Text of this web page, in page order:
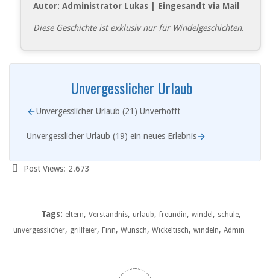
Autor: Administrator Lukas | Eingesandt via Mail
Diese Geschichte ist exklusiv nur für Windelgeschichten.
Unvergesslicher Urlaub
Unvergesslicher Urlaub (21) Unverhofft
Unvergesslicher Urlaub (19) ein neues Erlebnis
Post Views: 2.673
Tags: eltern, Verständnis, urlaub,freundin, windel , schule,
unvergesslicher, grillfeier, Finn, Wunsch, Wickeltisch, windeln, Admin